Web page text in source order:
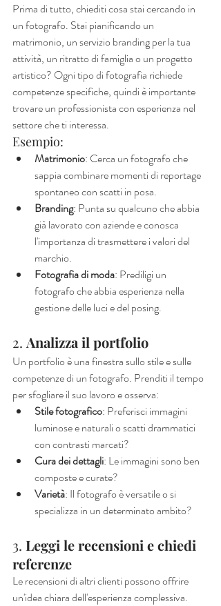
Prima di tutto, chiediti cosa stai cercando in
un fotografo. Stai pianificando un
matrimonio, un servizio branding per la tua
attività, un ritratto di famiglia o un progetto
artistico? Ogni tipo di fotografia richiede
competenze specifiche, quindi è importante
trovare un professionista con esperienza nel
settore che ti interessa.
Esempio:
Matrimonio: Cerca un fotografo che
sappia combinare momenti di reportage
spontaneo con scatti in posa.
Branding: Punta su qualcuno che abbia
già lavorato con aziende e conosca
l'importanza di trasmettere i valori del
marchio.
Fotografia di moda: Prediligi un
fotografo che abbia esperienza nella
gestione delle luci e del posing.
2. Analizza il portfolio
Un portfolio è una finestra sullo stile e sulle
competenze di un fotografo. Prenditi il tempo
per sfogliare il suo lavoro e osserva:
Stile fotografico: Preferisci immagini
luminose e naturali o scatti drammatici
con contrasti marcati?
Cura dei dettagli: Le immagini sono ben
composte e curate?
Varietà: Il fotografo è versatile o si
specializza in un determinato ambito?
3. Leggi le recensioni e chiedi
referenze
Le recensioni di altri clienti possono offrire
un'idea chiara dell'esperienza complessiva.